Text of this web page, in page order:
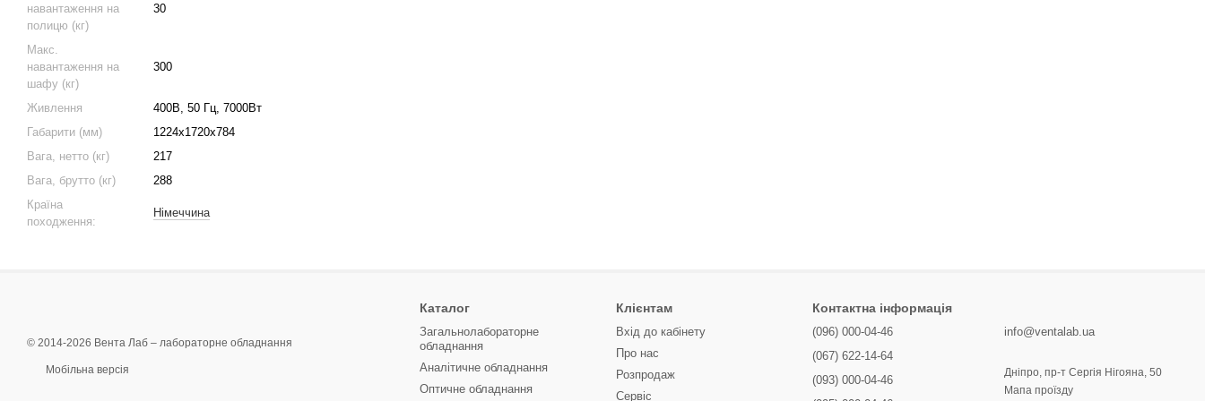
навантаження на
полицю (кг)
30
Макс.
навантаження на
шафу (кг)
300
Живлення
400В, 50 Гц, 7000Вт
Габарити (мм)
1224х1720х784
Вага, нетто (кг)
217
Вага, брутто (кг)
288
Країна
походження:
Німеччина
© 2014-2026 Вента Лаб – лабораторне обладнання
Мобільна версія
Каталог
Загальнолабораторне
обладнання
Аналітичне обладнання
Оптичне обладнання
Клієнтам
Вхід до кабінету
Про нас
Розпродаж
Сервіс
Контактна інформація
(096) 000-04-46
(067) 622-14-64
(093) 000-04-46
info@ventalab.ua
Дніпро, пр-т Сергія Нігояна, 50
Мапа проїзду